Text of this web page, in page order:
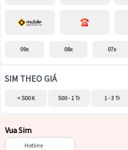
09x 08x 07x
SIM THEO GIÁ
< 500 K 500 - 1 Tr 1 - 3 Tr
Vua Sim
Hotline